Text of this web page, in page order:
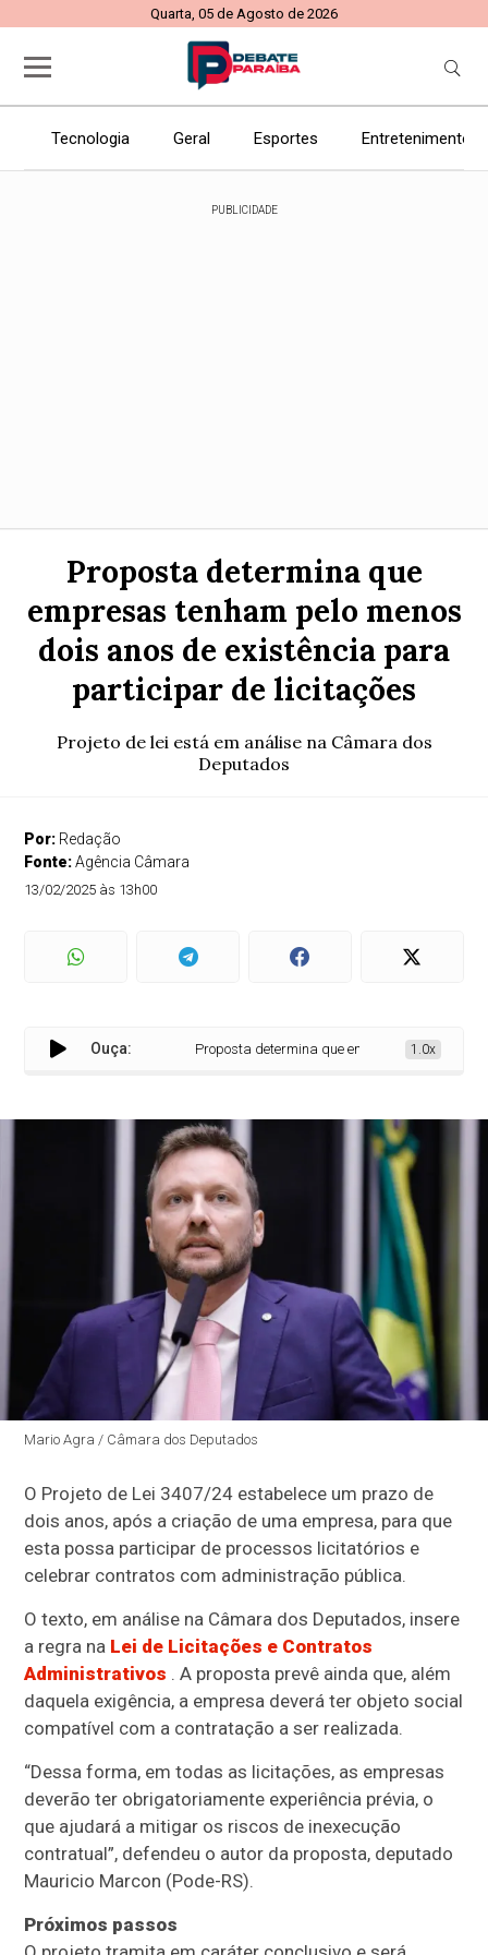
Quarta, 05 de Agosto de 2026
Tecnologia Geral Esportes Entretenimento
PUBLICIDADE
Proposta determina que
empresas tenham pelo menos
dois anos de existência para
participar de licitações
Projeto de lei está em análise na Câmara dos
Deputados
Por: Redação
Fonte:Agência Câmara
13/02/2025 às 13h00
Ouça: Proposta determina que empresas tenham pelo
1.0x
Mario Agra / Câmara dos Deputados
O Projeto de Lei 3407/24 estabelece um prazo de
dois anos, após a criação de uma empresa, para que
esta possa participar de processos licitatórios e
celebrar contratos com administração pública.
O texto, em análise na Câmara dos Deputados, insere
a regra na Lei de Licitações e Contratos
Administrativos . A proposta prevê ainda que, além
daquela exigência, a empresa deverá ter objeto social
compatível com a contratação a ser realizada.
“Dessa forma, em todas as licitações, as empresas
deverão ter obrigatoriamente experiência prévia, o
que ajudará a mitigar os riscos de inexecução
contratual”, defendeu o autor da proposta, deputado
Mauricio Marcon (Pode-RS).
Próximos passos